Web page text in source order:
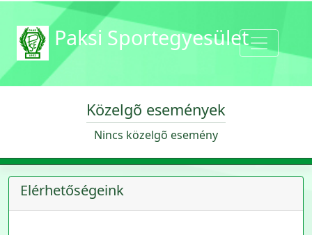
Paksi Sportegyesület
Közelgõ események
Nincs közelgõ esemény
Elérhetőségeink